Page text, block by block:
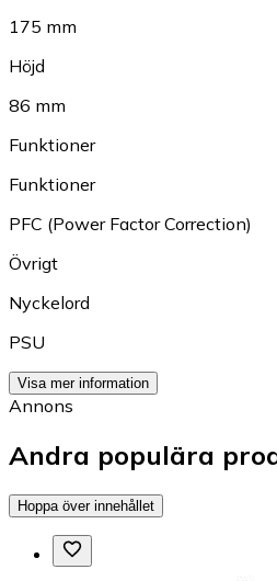
175 mm
Höjd
86 mm
Funktioner
Funktioner
PFC (Power Factor Correction)
Övrigt
Nyckelord
PSU
Visa mer information
Annons
Andra populära
Hoppa över innehållet